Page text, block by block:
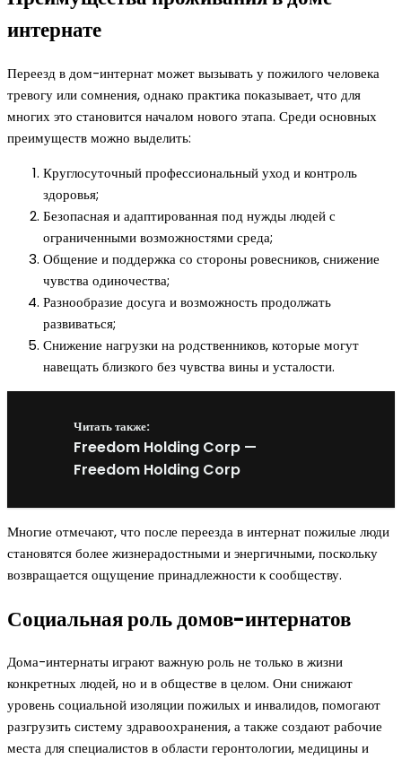
интернате
Переезд в дом-интернат может вызывать у пожилого человека
тревогу или сомнения, однако практика показывает, что для
многих это становится началом нового этапа. Среди основных
преимуществ можно выделить:
Круглосуточный профессиональный уход и контроль
здоровья;
Безопасная и адаптированная под нужды людей с
ограниченными возможностями среда;
Общение и поддержка со стороны ровесников, снижение
чувства одиночества;
Разнообразие досуга и возможность продолжать
развиваться;
Снижение нагрузки на родственников, которые могут
навещать близкого без чувства вины и усталости.
Читать также:
Freedom Holding Corp —
Freedom Holding Corp
Многие отмечают, что после переезда в интернат пожилые люди
становятся более жизнерадостными и энергичными, поскольку
возвращается ощущение принадлежности к сообществу.
Социальная роль домов-интернатов
Дома-интернаты играют важную роль не только в жизни
конкретных людей, но и в обществе в целом. Они снижают
уровень социальной изоляции пожилых и инвалидов, помогают
разгрузить систему здравоохранения, а также создают рабочие
места для специалистов в области геронтологии, медицины и